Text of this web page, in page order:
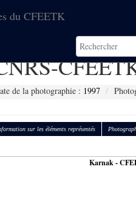
du CFEETK
de la photographie : 1997
sur les éléments représentés